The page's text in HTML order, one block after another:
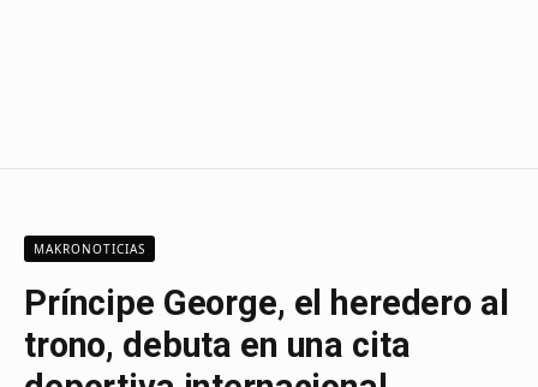
MAKRONOTICIAS
Príncipe George, el heredero al
trono, debuta en una cita